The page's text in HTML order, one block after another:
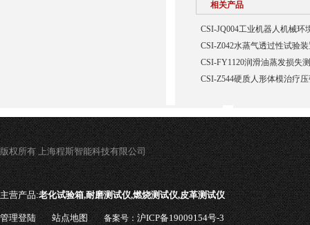
相关产品
CSI-JQ004工业机器人机械
CSI-Z042水蒸气透过性试验
CSI-FY1120润滑油蒸发损失
CSI-Z544硬质人形体模治疗
版权所有 上海程斯智能科技有限公司
主营产品:老化试验箱,耐磨测试仪,燃烧测试仪,皮革测试仪
管理登陆 站点地图 备案号：沪ICP备19009154号-3